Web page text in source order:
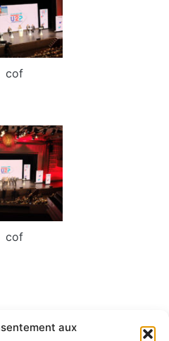
aux
cof
cof
ARTICLE SUIVANT